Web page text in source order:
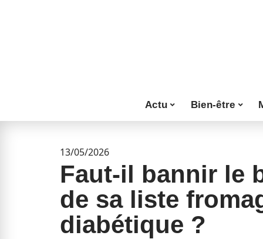
Actu Bien-être
13/05/2026
Faut-il bannir le
de sa liste
diabétique ?